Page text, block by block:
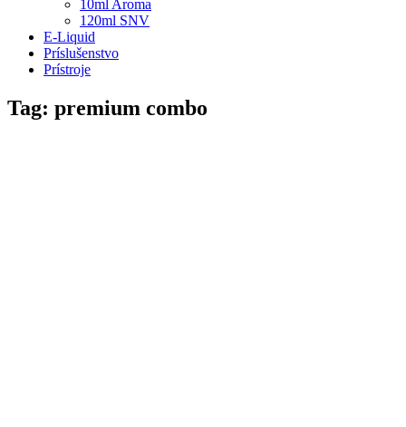
10ml Aroma
120ml SNV
E-Liquid
Príslušenstvo
Prístroje
Tag: premium combo